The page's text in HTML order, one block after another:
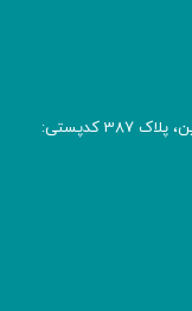
آدرس: پسـتی تهران، خیابان طالقانی، میدان فلسطین، پلاک 387 کدپستی: